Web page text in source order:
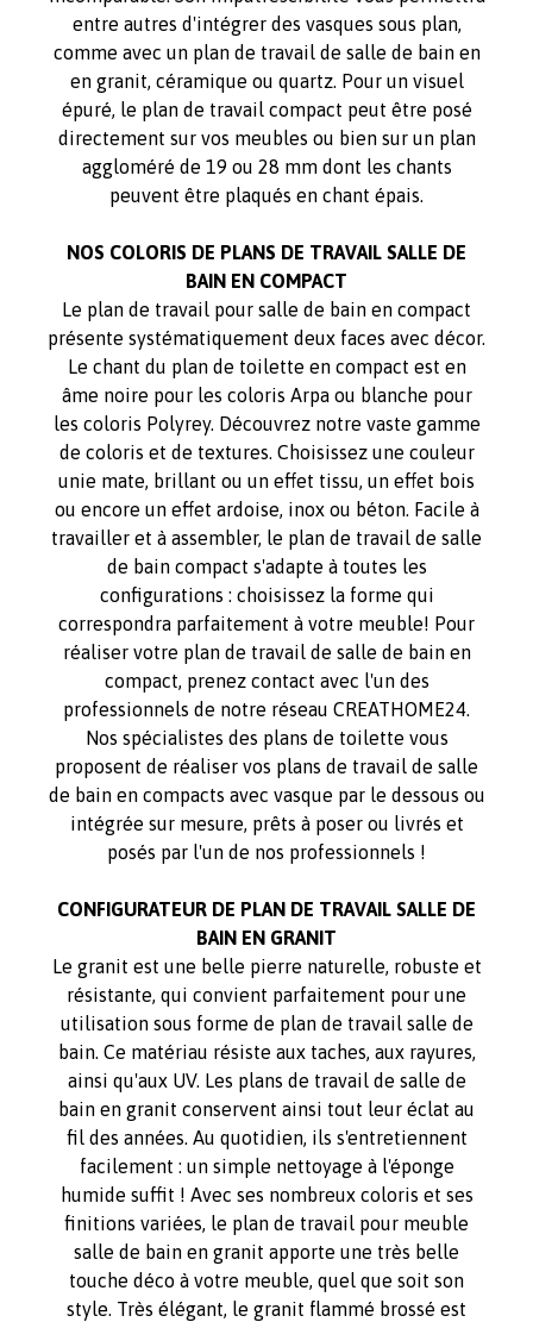
entre autres d'intégrer des vasques sous plan,
comme avec un plan de travail de salle de bain en
en granit, céramique ou quartz. Pour un visuel
épuré, le plan de travail compact peut être posé
directement sur vos meubles ou bien sur un plan
aggloméré de 19 ou 28 mm dont les chants
peuvent être plaqués en chant épais.
NOS COLORIS DE PLANS DE TRAVAIL SALLE DE
BAIN EN COMPACT
Le plan de travail pour salle de bain en compact
présente systématiquement deux faces avec décor.
Le chant du plan de toilette en compact est en
âme noire pour les coloris Arpa ou blanche pour
les coloris Polyrey. Découvrez notre vaste gamme
de coloris et de textures. Choisissez une couleur
unie mate, brillant ou un effet tissu, un effet bois
ou encore un effet ardoise, inox ou béton. Facile à
travailler et à assembler, le plan de travail de salle
de bain compact s'adapte à toutes les
configurations : choisissez la forme qui
correspondra parfaitement à votre meuble! Pour
réaliser votre plan de travail de salle de bain en
compact, prenez contact avec l'un des
professionnels de notre réseau CREATHOME24.
Nos spécialistes des plans de toilette vous
proposent de réaliser vos plans de travail de salle
de bain en compacts avec vasque par le dessous ou
intégrée sur mesure, prêts à poser ou livrés et
posés par l'un de nos professionnels !
CONFIGURATEUR DE PLAN DE TRAVAIL SALLE DE
BAIN EN GRANIT
Le granit est une belle pierre naturelle, robuste et
résistante, qui convient parfaitement pour une
utilisation sous forme de plan de travail salle de
bain. Ce matériau résiste aux taches, aux rayures,
ainsi qu'aux UV. Les plans de travail de salle de
bain en granit conservent ainsi tout leur éclat au
fil des années. Au quotidien, ils s'entretiennent
facilement : un simple nettoyage à l'éponge
humide suffit ! Avec ses nombreux coloris et ses
finitions variées, le plan de travail pour meuble
salle de bain en granit apporte une très belle
touche déco à votre meuble, quel que soit son
style. Très élégant, le granit flammé brossé est